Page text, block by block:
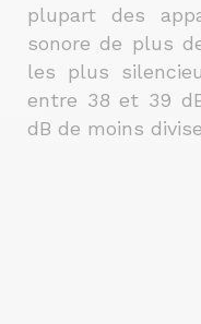
plupart des
sonore de plus
les plus
entre 38 et 39
dB de moins